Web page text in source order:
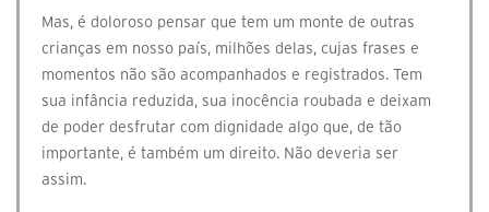
Mas, é doloroso pensar que tem um monte de outras
crianças em nosso país, milhões delas, cujas frases e
momentos não são acompanhados e registrados. Tem
sua infância reduzida, sua inocência roubada e deixam
de poder desfrutar com dignidade algo que, de tão
importante, é também um direito. Não deveria ser
assim.⠀